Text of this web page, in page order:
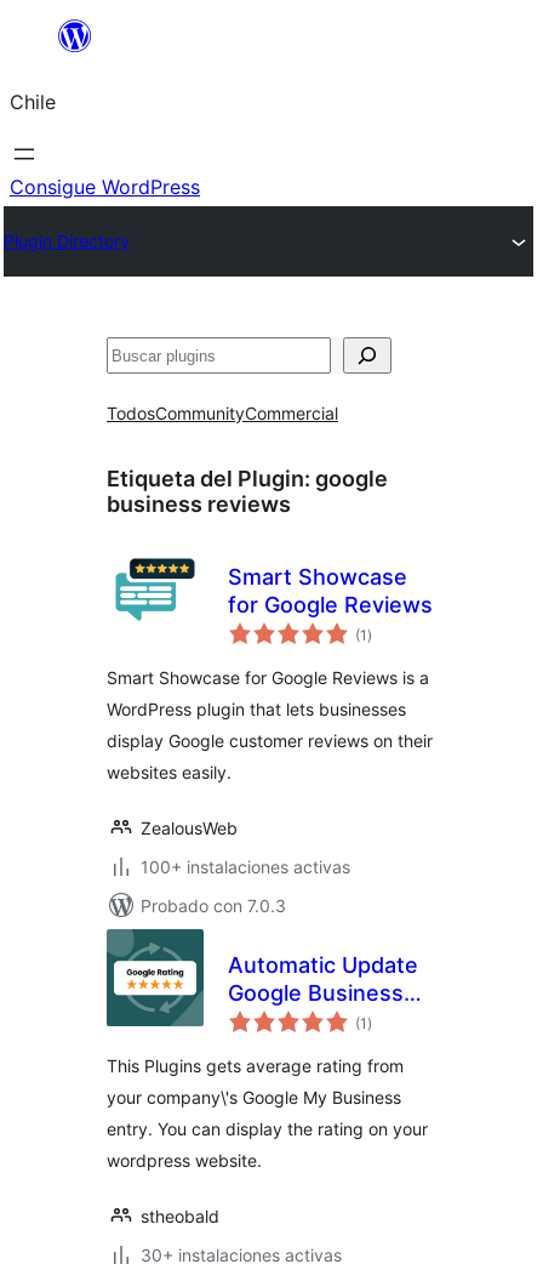
Saltar
contenido
Chile
Consigue WordPress
Plugin Directory
Buscar
TodosCommunityCommercial
Etiqueta del Plugin: google
business reviews
Smart Showcase
for Google Reviews
(1 evaluación
total
)
Smart Showcase for Google Reviews is a
WordPress plugin that lets businesses
display Google customer reviews on their
websites easily.
ZealousWeb
100+ instalaciones activas
Probado con 7.0.3
Automatic Update
Google Business
Profile Reviews
(1 evaluación
total
)
This Plugins gets average rating from
your company\'s Google My Business
entry. You can display the rating on your
wordpress website.
stheobald
30+ instalaciones activas